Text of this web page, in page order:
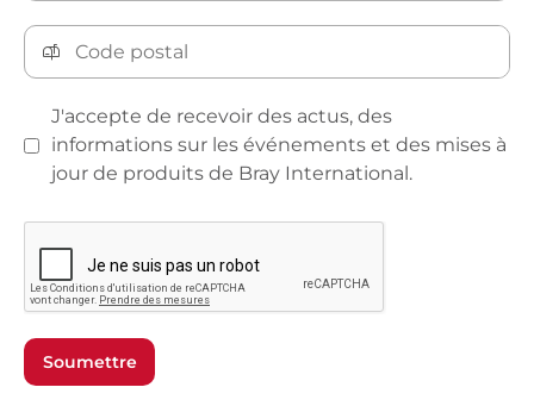
J'accepte de recevoir des actus, des
informations sur les événements et des mises à
jour de produits de Bray International.
Soumettre